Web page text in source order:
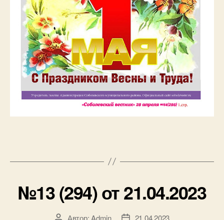
№13 (294) от 21.04.2023
Автор: Admin 21.04.2023